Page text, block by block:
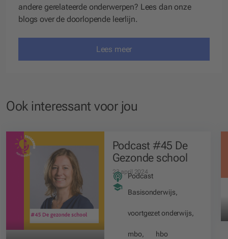
andere gerelateerde onderwerpen? Lees dan onze
blogs over de doorlopende leerlijn.
Lees meer
Ook interessant voor jou
Podcast #45 De
Gezonde school
23 april 2024
Podcast
Basisonderwijs,
voortgezet onderwijs,
mbo, hbo